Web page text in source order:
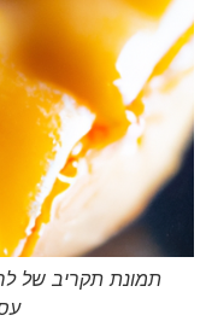
תמונת תקריב של